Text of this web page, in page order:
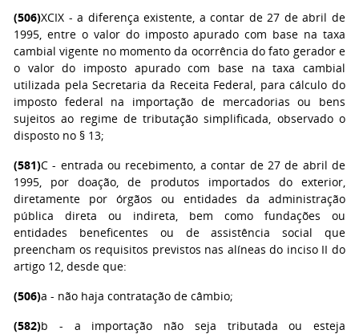
(506)XCIX - a diferença existente, a contar de 27 de abril de
1995, entre o valor do imposto apurado com base na taxa
cambial vigente no momento da ocorrência do fato gerador e
o valor do imposto apurado com base na taxa cambial
utilizada pela Secretaria da Receita Federal, para cálculo do
imposto federal na importação de mercadorias ou bens
sujeitos ao regime de tributação simplificada, observado o
disposto no § 13;
(581)C - entrada ou recebimento, a contar de 27 de abril de
1995, por doação, de produtos importados do exterior,
diretamente por órgãos ou entidades da administração
pública direta ou indireta, bem como fundações ou
entidades beneficentes ou de assistência social que
preencham os requisitos previstos nas alíneas do inciso II do
artigo 12, desde que:
(506)a - não haja contratação de câmbio;
(582)b - a importação não seja tributada ou esteja